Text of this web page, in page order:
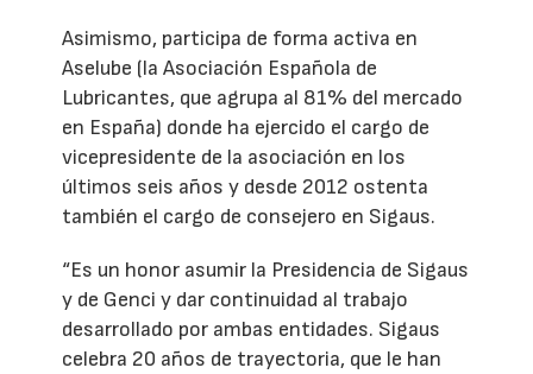
Asimismo, participa de forma activa en
Aselube (la Asociación Española de
Lubricantes, que agrupa al 81% del mercado
en España) donde ha ejercido el cargo de
vicepresidente de la asociación en los
últimos seis años y desde 2012 ostenta
también el cargo de consejero en Sigaus.
“Es un honor asumir la Presidencia de Sigaus
y de Genci y dar continuidad al trabajo
desarrollado por ambas entidades. Sigaus
celebra 20 años de trayectoria, que le han